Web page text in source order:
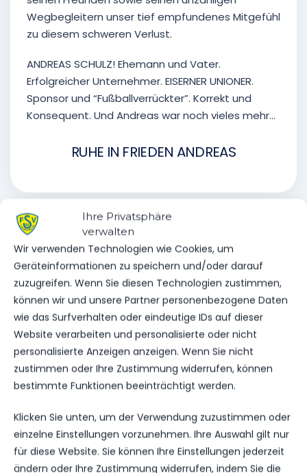
Ihre Privatsphäre
verwalten
Wir verwenden Technologien wie Cookies, um
Geräteinformationen zu speichern und/oder darauf
zuzugreifen. Wenn Sie diesen Technologien zustimmen,
können wir und unsere Partner personenbezogene Daten
wie das Surfverhalten oder eindeutige IDs auf dieser
Website verarbeiten und personalisierte oder nicht
personalisierte Anzeigen anzeigen. Wenn Sie nicht
zustimmen oder Ihre Zustimmung widerrufen, können
bestimmte Funktionen beeinträchtigt werden.
Klicken Sie unten, um der Verwendung zuzustimmen oder
einzelne Einstellungen vorzunehmen. Ihre Auswahl gilt nur
für diese Website. Sie können Ihre Einstellungen jederzeit
ändern oder Ihre Zustimmung widerrufen, indem Sie die
Wegbegleitern unser tief empfundenes Mitgefühl
zu diesem schweren Verlust.
ANDREAS SCHULZ! Ehemann und Vater.
Erfolgreicher Unternehmer. EISERNER UNIONER.
Sponsor und “Fußballverrückter”. Korrekt und
Konsequent. Und Andreas war noch vieles mehr…
RUHE IN FRIEDEN ANDREAS
VORHERIGER BEITRAG
ZUGANG NEUN: WIR
VERPFLICHTEN NICK
GRAUPNER
NÄCHSTER BEITRAG
UNSERE ERGEBNISSE VOM